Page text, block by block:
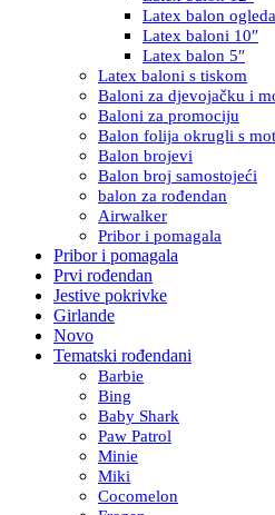
Latex balon
Latex baloni 10″
Latex balon 5″
Latex baloni s tiskom
Baloni za djevojačku i
Baloni za promociju
Balon folija okrugli s
Balon brojevi
Balon broj samostojeći
balon za rođendan
Airwalker
Pribor i pomagala
Pribor i pomagala
Prvi rođendan
Jestive pokrivke
Girlande
Novo
Tematski rođendani
Barbie
Bing
Baby Shark
Paw Patrol
Minie
Miki
Cocomelon